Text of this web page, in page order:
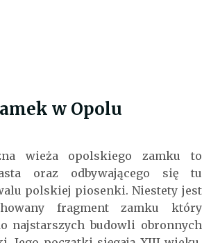
w Opolu
wieża opolskiego zamku to
oraz odbywającego się tu
polskiej piosenki. Niestety jest
fragment zamku który
najstarszych budowli obronnych